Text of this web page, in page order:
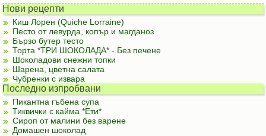
Нови рецепти
Киш Лорен (Quiche Lorraine)
Песто от левурда, копър и магданоз
Бързо бутер тесто
Торта *ТРИ ШОКОЛАДА* - Без печене
Шоколадови снежни топки
Шарена, цветна салата
Чубренки с извара
Последно изпробвани
Пикантна гъбена супа
Тиквички с кайма *Ети*
Сироп от малини без варене
Домашен шоколад